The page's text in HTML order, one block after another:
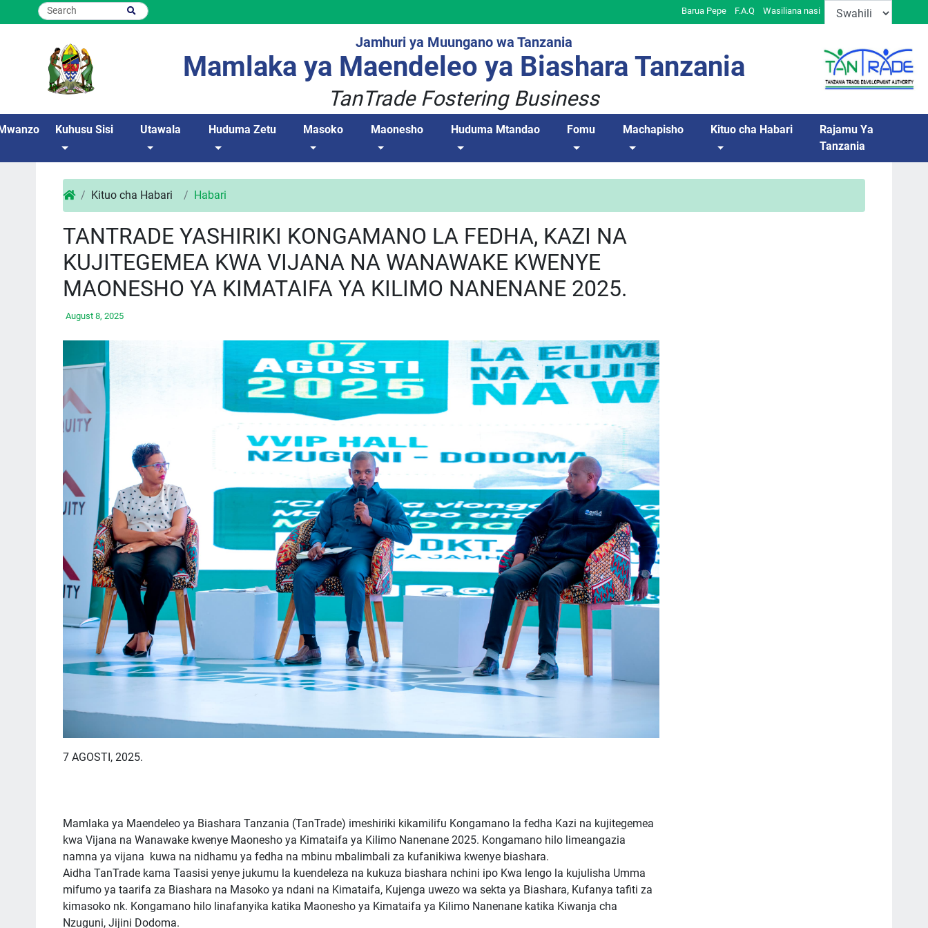
Wasiliana nasi
F.A.Q
Barua Pepe
Jamhuri ya Muungano wa Tanzania
Mamlaka ya Maendeleo ya Biashara Tanzania
TanTrade Fostering Business
Kuhusu Sisi Utawala Huduma Zetu Masoko Maonesho Huduma Mtandao Fomu Machapisho Kituo cha Habari
Rajamu Ya
Tanzania
Kituo cha Habari Habari
TANTRADE YASHIRIKI KONGAMANO LA FEDHA, KAZI NA
KUJITEGEMEA KWA VIJANA NA WANAWAKE KWENYE
MAONESHO YA KIMATAIFA YA KILIMO NANENANE 2025.
August 8, 2025
7 AGOSTI, 2025.
Mamlaka ya Maendeleo ya Biashara Tanzania (TanTrade) imeshiriki kikamilifu Kongamano la fedha Kazi na kujitegemea
kwa Vijana na Wanawake kwenye Maonesho ya Kimataifa ya Kilimo Nanenane 2025. Kongamano hilo limeangazia
namna ya vijana kuwa na nidhamu ya fedha na mbinu mbalimbali za kufanikiwa kwenye biashara.
Aidha TanTrade kama Taasisi yenye jukumu la kuendeleza na kukuza biashara nchini ipo Kwa lengo la kujulisha Umma
mifumo ya taarifa za Biashara na Masoko ya ndani na Kimataifa, Kujenga uwezo wa sekta ya Biashara, Kufanya tafiti za
kimasoko nk. Kongamano hilo linafanyika katika Maonesho ya Kimataifa ya Kilimo Nanenane katika Kiwanja cha
Nzuguni, Jijini Dodoma.